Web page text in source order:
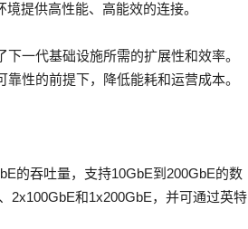
提供高性能、高能效的连接。
一代基础设施所需的扩展性和效率。
性的前提下，降低能耗和运营成本。
的吞吐量，支持10GbE到200GbE的数
2x100GbE和1x200GbE，并可通过英特